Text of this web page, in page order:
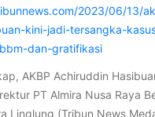
2023/06/13/
kini-jadi-tersangka-
dan-gratifikasi
AKBP Achiruddin
PT Almira Nusa Raya
Linglung (Tribun News